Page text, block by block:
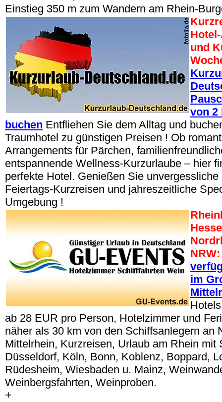
Einstieg 350 m zum Wandern am Rhein-
und
von 2
buchen Entfliehen Sie dem Alltag und
Traumhotel zu günstigen Preisen ! Ob
Arrangements für Pärchen,
entspannende Wellness-Kurzurlaube – hier
perfekte Hotel. Genießen Sie
Feiertags-Kurzreisen und jahreszeitliche
Umgebung !
im
ab 28 EUR pro Person, Hotelzimmer und
näher als 30 km von den Schiffsanlegern an
Mittelrhein, Kurzreisen, Urlaub am Rhein mit
Düsseldorf, Köln, Bonn, Koblenz, Boppard,
Rüdesheim, Wiesbaden u. Mainz,
Weinbergsfahrten, Weinproben.
+